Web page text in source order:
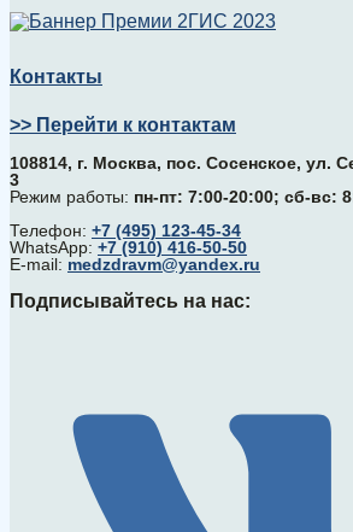
Контакты
>> Перейти к контактам
108814, г. Москва, поc. Сосенское, ул.
3
Режим работы: пн-пт: 7:00-20:00; сб-вс:
Телефон: +7 (495) 123-45-34
WhatsApp: +7 (910) 416-50-50
E-mail: medzdravm@yandex.ru
Подписывайтесь на нас: